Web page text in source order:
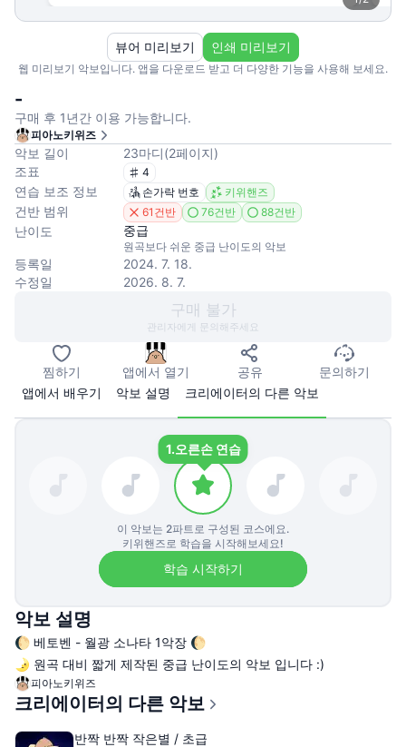
웹 미리보기 악보입니다. 앱을 다운로드 받고 더 다양한 기능을 사용해 보세요.
뷰어 미리보기 인쇄 미리보기
-
구매 후 1년간 이용 가능합니다.
피아노키위즈
악보 길이 23마디(2페이지)
조표
4
연습 보조 정보 손가락 번호 키위핸즈
건반 범위 61건반 76건반 88건반
난이도 중급
원곡보다 쉬운 중급 난이도의 악보
등록일
2024. 7. 18.
수정일
2026. 8. 7.
구매 불가
관리자에게 문의해주세요
찜하기 앱에서 열기 공유
문의하기
앱에서 배우기
악보 설명 크리에이터의 다른 악보
1.오른손 연습
이 악보는 2파트로 구성된 코스에요.
키위핸즈로 학습을 시작해보세요!
학습 시작하기
악보 설명
🌔 베토벤 - 월광 소나타 1악장 🌔
🌛 원곡 대비 짧게 제작된 중급 난이도의 악보 입니다 :)
피아노키위즈
크리에이터의 다른 악보
반짝 반짝 작은별 / 초급